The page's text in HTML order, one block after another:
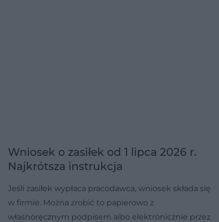
Wniosek o zasiłek od 1 lipca 2026 r.
Najkrótsza instrukcja
Jeśli zasiłek wypłaca pracodawca, wniosek składa się
w firmie. Można zrobić to papierowo z
własnoręcznym podpisem albo elektronicznie przez